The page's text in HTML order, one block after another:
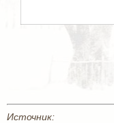
Источник: